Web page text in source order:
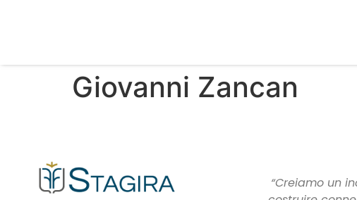
Giovanni Zancan​
“Creiamo un